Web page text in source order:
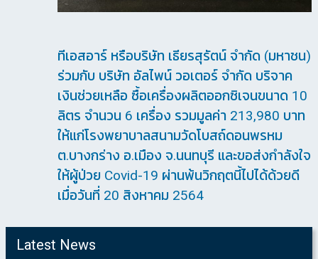
ทีเอสอาร์ หรือบริษัท เธียรสุรัตน์ จำกัด (มหาชน)
ร่วมกับ บริษัท อัลไพน์ วอเตอร์ จำกัด บริจาค
เงินช่วยเหลือ ซื้อเครื่องผลิตออกซิเจนขนาด 10
ลิตร จำนวน 6 เครื่อง รวมมูลค่า 213,980 บาท
ให้แก่โรงพยาบาลสนามวัดโบสถ์ดอนพรหม
ต.บางกร่าง อ.เมือง จ.นนทบุรี และขอส่งกำลังใจ
ให้ผู้ป่วย Covid-19 ผ่านพ้นวิกฤตนี้ไปได้ด้วยดี
เมื่อวันที่ 20 สิงหาคม 2564
Latest News